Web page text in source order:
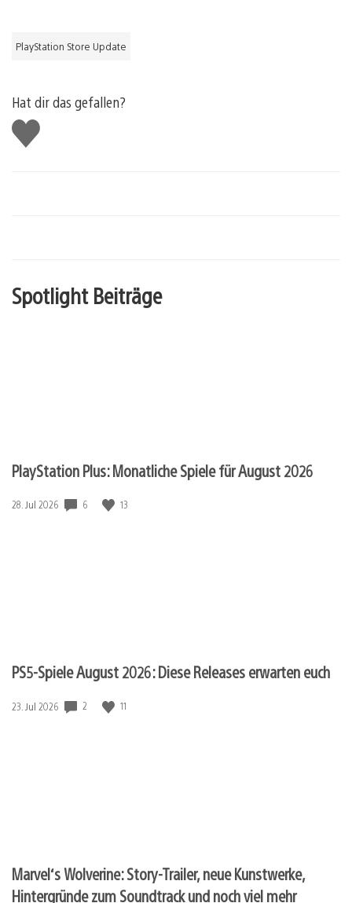
PlayStation Store Update
Hat dir das gefallen?
Gefällt
mir
Spotlight Beiträge
PlayStation Plus: Monatliche Spiele für August 2026
Veröffentlichungsdatum:
28. Jul 2026 6 13
PS5-Spiele August 2026: Diese Releases erwarten euch
Veröffentlichungsdatum:
23. Jul 2026 2 11
Marvel‘s Wolverine: Story-Trailer, neue Kunstwerke,
Hintergründe zum Soundtrack und noch viel mehr